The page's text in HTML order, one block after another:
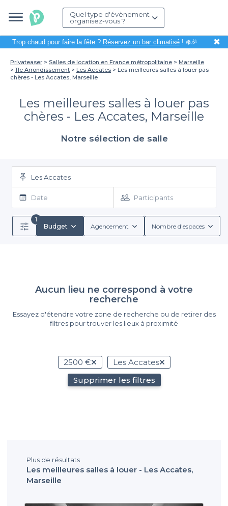
Quel type d'évènement
organisez-vous ?
Trop chaud pour faire la fête ? Réservez un bar climatisé! ❄️🎉 ✖
Privateaser Salles de location en France métropolitaine
Marseille
11e Arrondissement
Les Accates
Les meilleures salles à louer pas
chères - Les Accates, Marseille
Les meilleures salles à louer pas
chères - Les Accates, Marseille
Notre sélection de salle
Les Accates
Date Participants
1
Budget
Agencement Nombre d'espaces
Aucun lieu ne correspond à votre
recherche
Essayez d'étendre votre zone de recherche ou de retirer des
filtres pour trouver les lieux à proximité
2500 €
Les Accates
Supprimer les filtres
Plus de résultats
Les meilleures salles à louer - Les Accates,
Marseille